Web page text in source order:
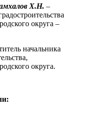
Х.Н. –
округа –
начальника
округа.